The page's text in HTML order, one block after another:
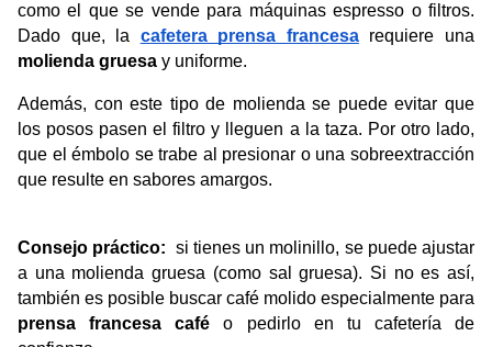
como el que se vende para máquinas espresso o filtros.
Dado que, la cafetera prensa francesa
molienda gruesa y uniforme.
Además, con este tipo de molienda se puede evitar que
los posos pasen el filtro y lleguen a la taza. Por otro lado,
que el émbolo se trabe al presionar o una sobreextracción
que resulte en sabores amargos.
Consejo práctico: si tienes un molinillo, se puede ajustar
a una molienda gruesa (como sal gruesa). Si no es así,
prensa francesa café o pedirlo en tu cafetería de